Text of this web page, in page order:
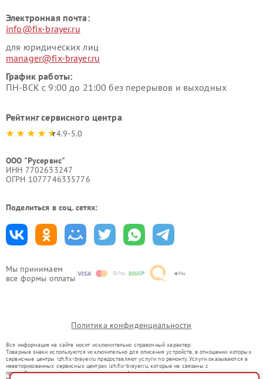
Мы принимаем
все формы оплаты
Электронная почта:
info@fix-brayer.ru
для юридических лиц
manager@fix-brayer.ru
График работы:
ПН-ВСК с 9:00 до 21:00 без перерывов и выходных
Рейтинг сервисного центра
4.9-5.0
ООО "Русервис"
ИНН 7702633247
ОГРН 1077746335776
Поделиться в соц. сетях:
Политика конфиденциальности
Вся информация на сайте носит исключительно справочный характер.
Товарные знаки используются исключительно для описания устройств, в отношении которых
сервисные центры izh.fix-brayer.ru предоставляют услуги по ремонту. Услуги оказываются в
неавторизованных сервисных центрах izh.fix-brayer.ru, которые не связаны с
правообладателями товарных знаков или их официальными представителями.